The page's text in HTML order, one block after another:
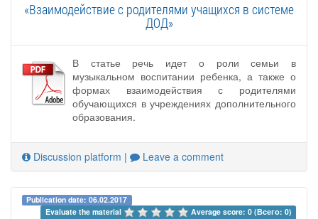
«Взаимодействие с родителями учащихся в системе
ДОД»
В статье речь идет о роли семьи в
музыкальном воспитании ребенка, а также о
формах взаимодействия с родителями
обучающихся в учреждениях дополнительного
образования.
Discussion platform | Leave a comment
Publication date: 06.02.2017
Evaluate the material
Average score: 0 (Всего: 0)